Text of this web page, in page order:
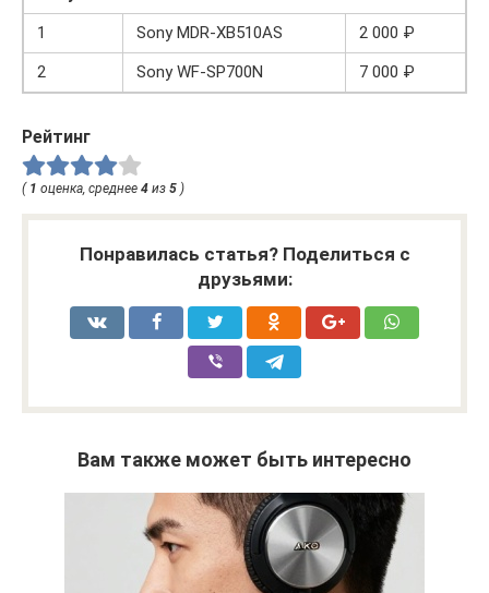
1
Sony MDR-XB510AS
2 000 ₽
2
Sony WF-SP700N 7 000 ₽
Рейтинг
( 1 оценка, среднее 4 из 5 )
Понравилась статья? Поделиться с
друзьями:
Вам также может быть интересно